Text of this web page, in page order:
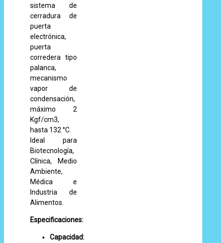
sistema de
cerradura de
puerta
electrónica,
puerta
corredera tipo
palanca,
mecanismo
vapor de
condensación,
máximo 2
Kgf/cm3,
hasta 132 °C.
Ideal para
Biotecnología,
Clínica, Medio
Ambiente,
Médica e
Industria de
Alimentos.
Especificaciones:
Capacidad: